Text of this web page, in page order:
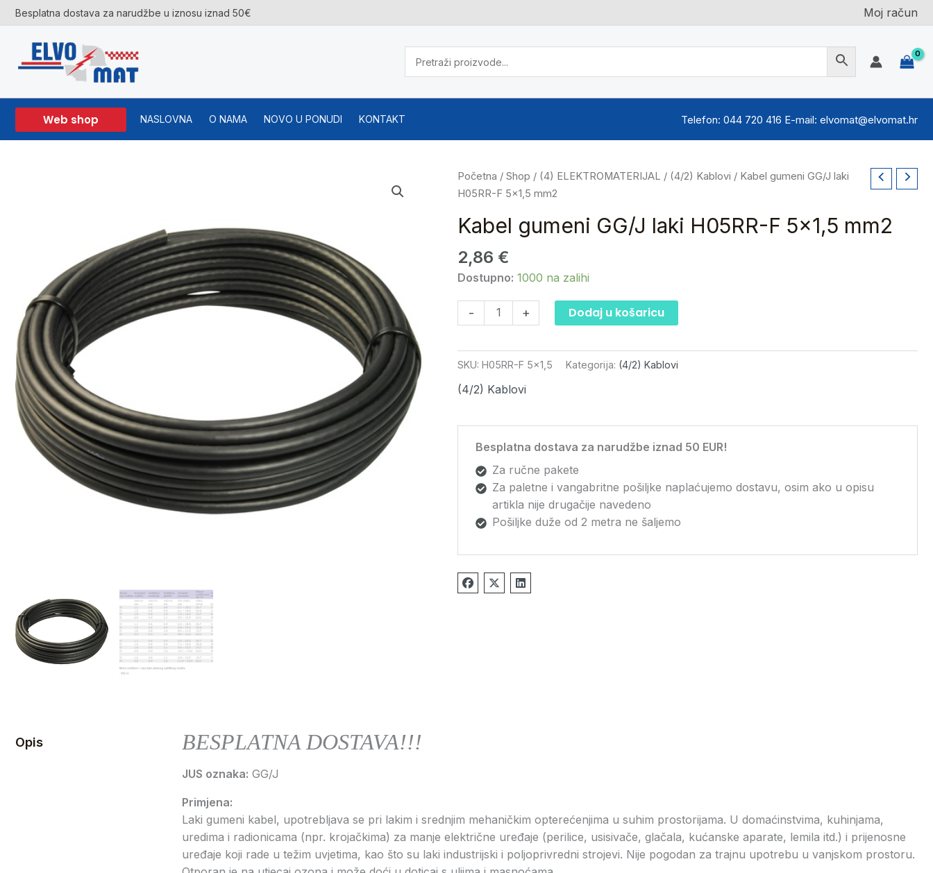
Skip
to
content
Besplatna dostava za narudžbe u iznosu iznad 50€ Moj račun
Web shop NASLOVNA O NAMA NOVO U PONUDI KONTAKT Telefon: 044 720 416 E-mail: elvomat@elvomat.hr
Početna / Shop / (4) ELEKTROMATERIJAL / (4/2) Kablovi / Kabel gumeni GG/J laki
H05RR-F 5×1,5 mm2
Kabel gumeni GG/J laki H05RR-F 5×1,5 mm2
2,86 €
Dostupno: 1000 na zalihi
-
Kabel
gumeni
laki
F
5x1,5
mm2
količina
+ Dodaj u košaricu
SKU: H05RR-F 5x1,5 Kategorija: (4/2) Kablovi
(4/2) Kablovi
Besplatna dostava za narudžbe iznad 50 EUR!
Za ručne pakete
Za paletne i vangabritne pošiljke naplaćujemo dostavu, osim ako u opisu
artikla nije drugačije navedeno
Pošiljke duže od 2 metra ne šaljemo
Opis BESPLATNA DOSTAVA!!!
JUS oznaka: GG/J
Primjena:
Laki gumeni kabel, upotrebljava se pri lakim i srednjim mehaničkim opterećenjima u suhim prostorijama. U domaćinstvima, kuhinjama,
uredima i radionicama (npr. krojačkima) za manje električne uređaje (perilice, usisivače, glačala, kućanske aparate, lemila itd.) i prijenosne
uređaje koji rade u težim uvjetima, kao što su laki industrijski i poljoprivredni strojevi. Nije pogodan za trajnu upotrebu u vanjskom prostoru.